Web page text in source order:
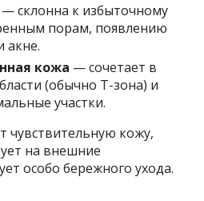
— склонна к избыточному
порам, появлению
акне.
кожа — сочетает в
(обычно Т-зона) и
участки.
чувствительную кожу,
на внешние
особо бережного ухода.